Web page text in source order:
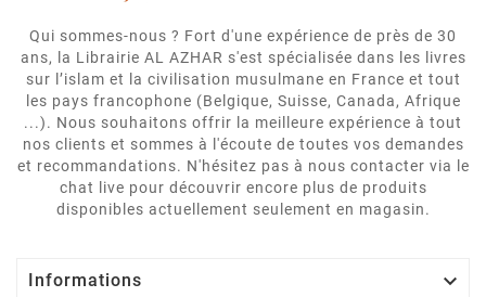
Qui sommes-nous ? Fort d'une expérience de près de 30
ans, la Librairie AL AZHAR s'est spécialisée dans les livres
sur l’islam et la civilisation musulmane en France et tout
les pays francophone (Belgique, Suisse, Canada, Afrique
...). Nous souhaitons offrir la meilleure expérience à tout
nos clients et sommes à l'écoute de toutes vos demandes
et recommandations. N'hésitez pas à nous contacter via le
chat live pour découvrir encore plus de produits
disponibles actuellement seulement en magasin.
Informations 